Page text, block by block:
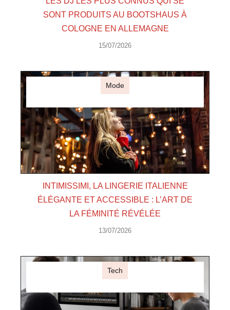
SONT PRODUITS AU BOOTSHAUS À
COLOGNE EN ALLEMAGNE
15/07/2026
Mode
INTIMISSIMI, LA LINGERIE ITALIENNE
ÉLÉGANTE ET ACCESSIBLE : L’ART DE
LA FÉMINITÉ RÉVÉLÉE
13/07/2026
Tech